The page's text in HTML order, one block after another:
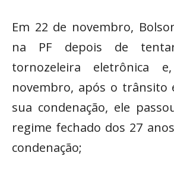
Em 22 de novembro,
na PF depois de
tornozeleira eletrônica
novembro, após o trânsito
sua condenação, ele
regime fechado dos 27
condenação;